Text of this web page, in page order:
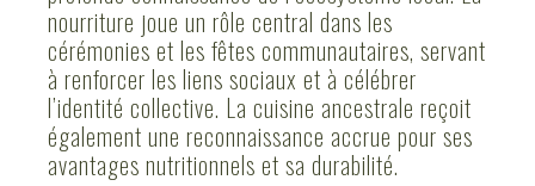
nourriture joue un rôle central dans les
cérémonies et les fêtes communautaires, servant
à renforcer les liens sociaux et à célébrer
l’identité collective. La cuisine ancestrale reçoit
également une reconnaissance accrue pour ses
avantages nutritionnels et sa durabilité.